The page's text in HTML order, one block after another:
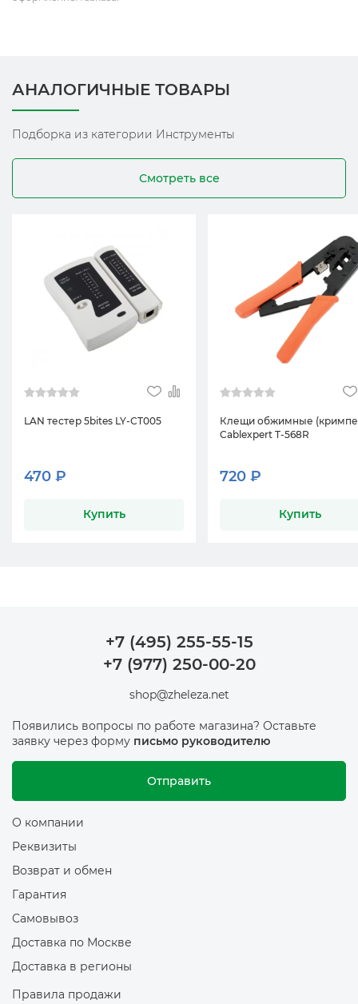
АНАЛОГИЧНЫЕ ТОВАРЫ
Подборка из категории Инструменты
Смотреть все
LAN тестер 5bites LY-CT005
470 ₽
Купить
Клещи обжимные
Cablexpert T-568R
720 ₽
Купить
+7 (495) 255-55-15
+7 (977) 250-00-20
shop@zheleza.net
Появились вопросы по работе магазина? Оставьте
заявку через форму письмо руководителю
Отправить
О компании
Реквизиты
Возврат и обмен
Гарантия
Самовывоз
Доставка по Москве
Доставка в регионы
Правила продажи